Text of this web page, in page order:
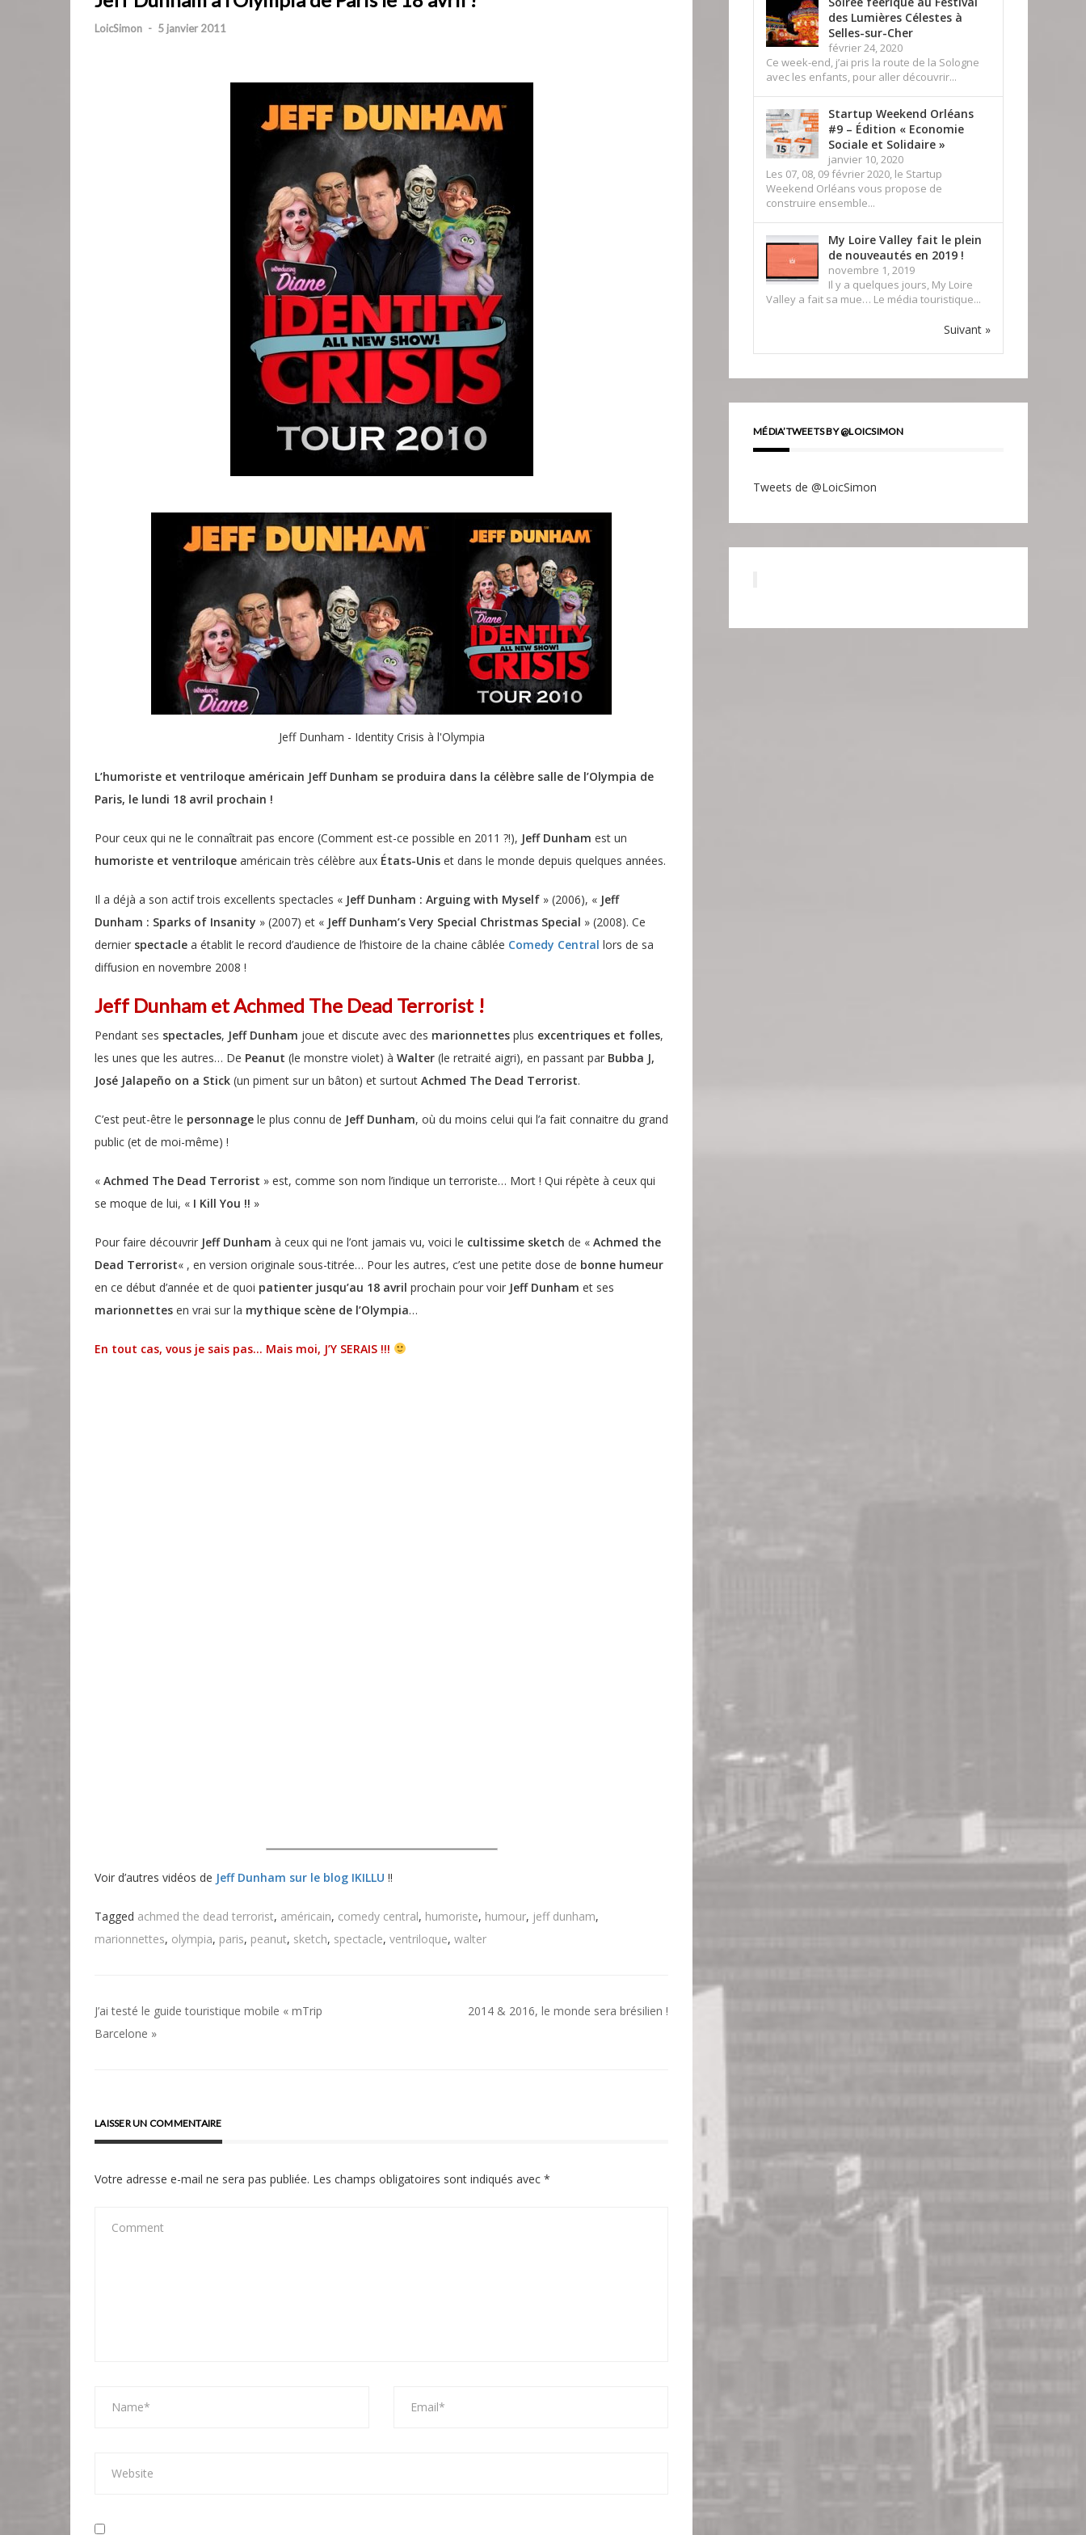
LoicSimon - 5 janvier 2011
Jeff Dunham - Identity Crisis à l'Olympia
L’humoriste et ventriloque américain Jeff Dunham se produira dans la célèbre salle de l’Olympia de
Paris, le lundi 18 avril prochain !
Pour ceux qui ne le connaîtrait pas encore (Comment est-ce possible en 2011 ?!), Jeff Dunham est un
humoriste et ventriloque américain très célèbre aux États-Unis et dans le monde depuis quelques années.
Il a déjà a son actif trois excellents spectacles « Jeff Dunham : Arguing with Myself » (2006), « Jeff
Dunham : Sparks of Insanity » (2007) et « Jeff Dunham’s Very Special Christmas Special » (2008). Ce
dernier spectacle a établit le record d’audience de l’histoire de la chaine câblée Comedy Central lors de sa
diffusion en novembre 2008 !
Jeff Dunham et Achmed The Dead Terrorist !
Pendant ses spectacles, Jeff Dunham joue et discute avec des marionnettes plus excentriques et folles,
les unes que les autres… De Peanut (le monstre violet) à Walter (le retraité aigri), en passant par Bubba J,
José Jalapeño on a Stick (un piment sur un bâton) et surtout Achmed The Dead Terrorist.
C’est peut-être le personnage le plus connu de Jeff Dunham, où du moins celui qui l’a fait connaitre du grand
public (et de moi-même) !
« Achmed The Dead Terrorist » est, comme son nom l’indique un terroriste… Mort ! Qui répète à ceux qui
se moque de lui, « I Kill You !! »
Pour faire découvrir Jeff Dunham à ceux qui ne l’ont jamais vu, voici le cultissime sketch de « Achmed the
Dead Terrorist« , en version originale sous-titrée… Pour les autres, c’est une petite dose de bonne humeur
en ce début d’année et de quoi patienter jusqu’au 18 avril prochain pour voir Jeff Dunham et ses
marionnettes en vrai sur la mythique scène de l’Olympia…
En tout cas, vous je sais pas… Mais moi, J’Y SERAIS !!!
Voir d’autres vidéos de Jeff Dunham sur le blog IKILLU !!
Tagged achmed the dead terrorist, américain, comedy central, humoriste, humour, jeff dunham,
marionnettes, olympia, paris, peanut, sketch, spectacle, ventriloque, walter
Navigation
de
J’ai testé le guide touristique mobile « mTrip
Barcelone »
2014 & 2016, le monde sera brésilien !
LAISSER UN COMMENTAIRE
Votre adresse e-mail ne sera pas publiée. Les champs obligatoires sont indiqués avec *
des Lumières Célestes à
Selles-sur-Cher
février 24, 2020
Ce week-end, j’ai pris la route de la Sologne
avec les enfants, pour aller découvrir...
Startup Weekend Orléans
#9 – Édition « Economie
Sociale et Solidaire »
janvier 10, 2020
Les 07, 08, 09 février 2020, le Startup
Weekend Orléans vous propose de
construire ensemble...
My Loire Valley fait le plein
de nouveautés en 2019 !
novembre 1, 2019
Il y a quelques jours, My Loire
Valley a fait sa mue… Le média touristique...
Suivant »
MÉDIA’TWEETS BY @LOICSIMON
Tweets de @LoicSimon